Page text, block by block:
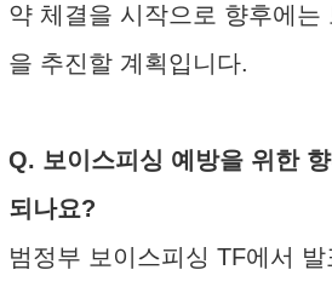
약 체결을 시작으로 향후에는
을 추진할 계획입니다.
Q. 보이스피싱 예방을 위한
되나요?
범정부 보이스피싱 TF에서